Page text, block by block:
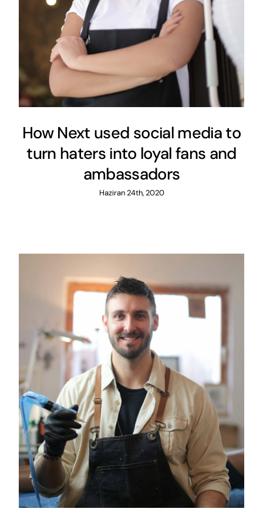
How Next used social media to
turn haters into loyal fans and
ambassadors
Haziran 24th, 2020